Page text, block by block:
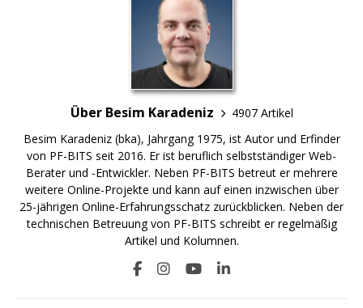
Über Besim Karadeniz
4907 Artikel
Besim Karadeniz (bka), Jahrgang 1975, ist Autor und Erfinder
von PF-BITS seit 2016. Er ist beruflich selbstständiger Web-
Berater und -Entwickler. Neben PF-BITS betreut er mehrere
weitere Online-Projekte und kann auf einen inzwischen über
25-jährigen Online-Erfahrungsschatz zurückblicken. Neben der
technischen Betreuung von PF-BITS schreibt er regelmäßig
Artikel und Kolumnen.